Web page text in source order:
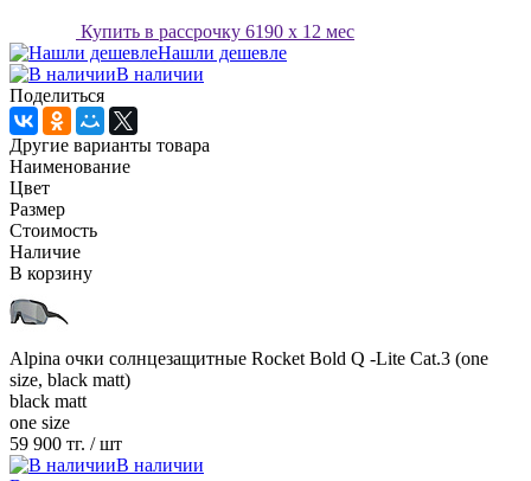
Купить в рассрочку 6190 x 12 мес
Нашли дешевле
В наличии
Поделиться
Другие варианты товара
Наименование
Цвет
Размер
Стоимость
Наличие
В корзину
Alpina очки солнцезащитные Rocket Bold Q -Lite Cat.3 (one
size, black matt)
black matt
one size
59 900 тг. / шт
В наличии